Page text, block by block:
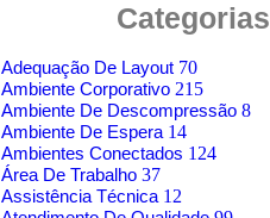
Categorias
Adequação De Layout 70
Ambiente Corporativo 215
Ambiente De Descompressão 8
Ambiente De Espera 14
Ambientes Conectados 124
Área De Trabalho 37
Assistência Técnica 12